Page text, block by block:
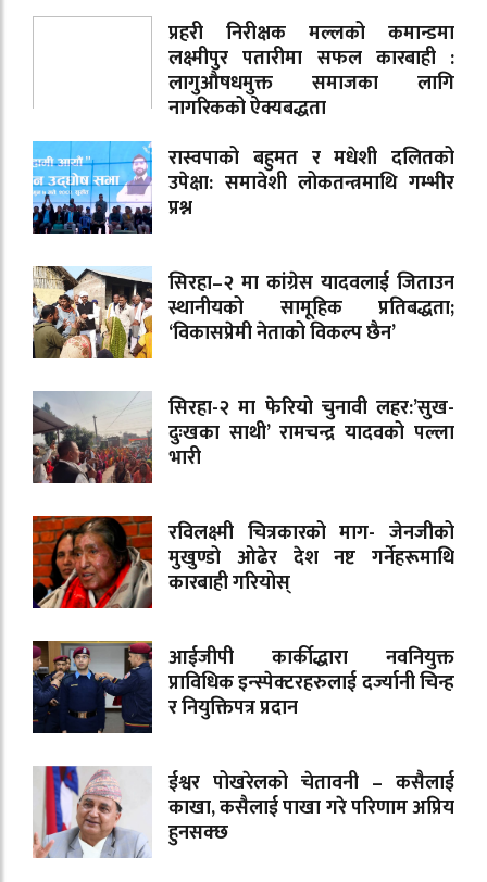
प्रहरी निरीक्षक मल्लको कमान्डमा
लक्ष्मीपुर पतारीमा सफल कारबाही :
लागुऔषधमुक्त समाजका लागि
नागरिकको ऐक्यबद्धता
रास्वपाको बहुमत र मधेशी दलितको
उपेक्षा: समावेशी लोकतन्त्रमाथि गम्भीर
प्रश्न
सिरहा–२ मा कांग्रेस यादवलाई जिताउन
स्थानीयको सामूहिक प्रतिबद्धता;
‘विकासप्रेमी नेताको विकल्प छैन’
सिरहा-२ मा फेरियो चुनावी लहर:’सुख-
दुःखका साथी’ रामचन्द्र यादवको पल्ला
भारी
रविलक्ष्मी चित्रकारको माग- जेनजीको
मुखुण्डो ओढेर देश नष्ट गर्नेहरूमाथि
कारबाही गरियोस्
आईजीपी कार्कीद्धारा नवनियुक्त
प्राविधिक इन्स्पेक्टरहरुलाई दर्ज्यानी चिन्ह
र नियुक्तिपत्र प्रदान
ईश्वर पोखरेलको चेतावनी – कसैलाई
काखा, कसैलाई पाखा गरे परिणाम अप्रिय
हुनसक्छ